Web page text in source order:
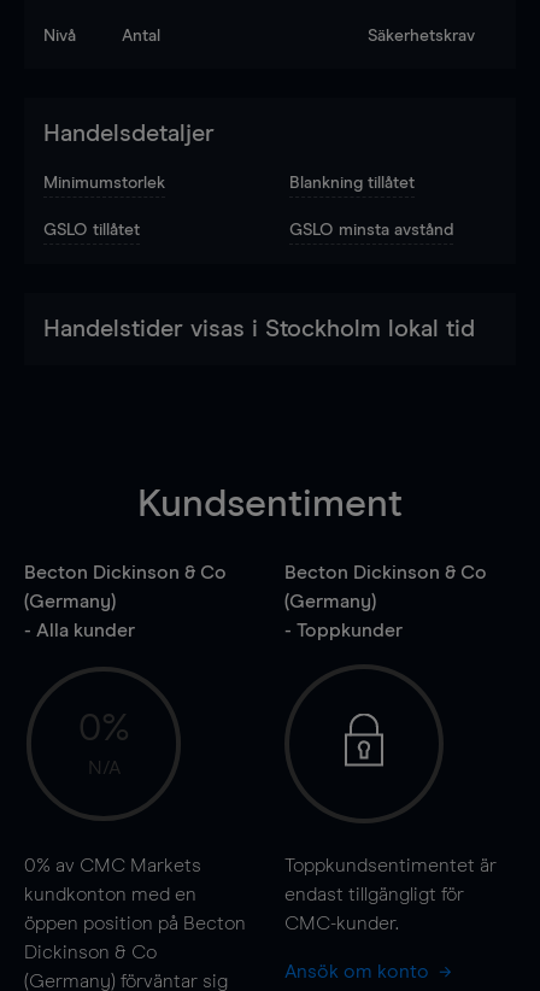
Nivå Antal Säkerhetskrav
Handelsdetaljer
Minimumstorlek Blankning tillåtet
GSLO tillåtet GSLO minsta avstånd
Handelstider visas i Stockholm lokal tid
Kundsentiment
Becton Dickinson & Co
(Germany)
- Alla kunder
0%
N/A
0% av CMC Markets
kundkonton med en
öppen position på Becton
Dickinson & Co
(Germany) förväntar sig
Becton Dickinson & Co
(Germany)
- Toppkunder
Toppkundsentimentet är
endast tillgängligt för
CMC-kunder.
Ansök om konto